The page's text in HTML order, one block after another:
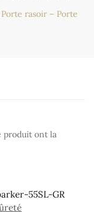
rasoir – Porte
produit ont la
55SL-GR